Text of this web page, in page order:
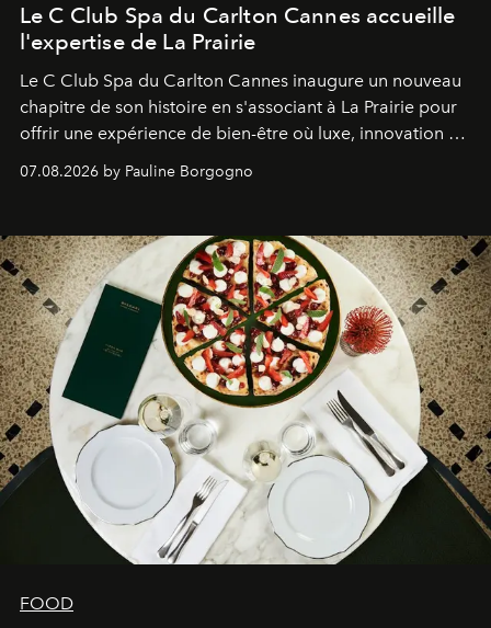
Le C Club Spa du Carlton Cannes accueille
l'expertise de La Prairie
Le C Club Spa du Carlton Cannes inaugure un nouveau
chapitre de son histoire en s'associant à La Prairie pour
offrir une expérience de bien-être où luxe, innovation et
expertise se rencontrent.
07.08.2026 by Pauline Borgogno
FOOD